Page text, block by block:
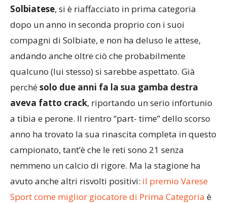
Solbiatese, si è riaffacciato in prima categoria
dopo un anno in seconda proprio con i suoi
compagni di Solbiate, e non ha deluso le attese,
andando anche oltre ciò che probabilmente
qualcuno (lui stesso) si sarebbe aspettato. Già
perchésolo due anni fa la sua gamba destra
aveva fatto crack, riportando un serio infortunio
a tibia e perone. Il rientro “part- time” dello scorso
anno ha trovato la sua rinascita completa in questo
campionato, tant’è che le reti sono 21 senza
nemmeno un calcio di rigore. Ma la stagione ha
avuto anche altri risvolti positivi: il premio Varese
Sport come miglior giocatore di Prima Categoria è